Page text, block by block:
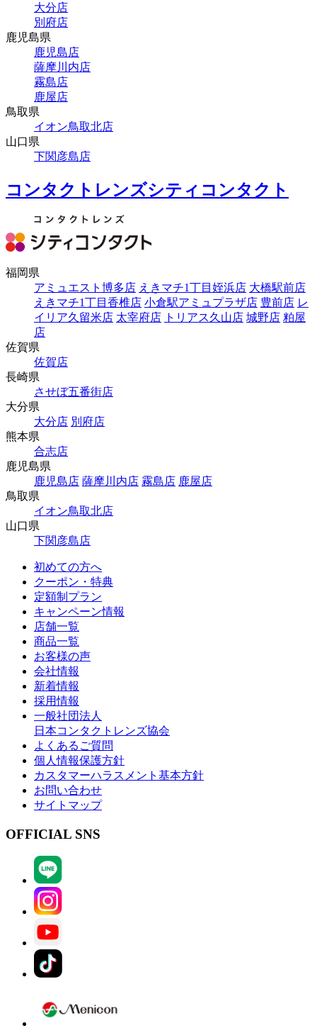
大分店
別府店
鹿児島県
鹿児島店
薩摩川内店
霧島店
鹿屋店
鳥取県
イオン鳥取北店
山口県
下関彦島店
コンタクトレンズシティコンタクト
福岡県
アミュエスト博多店 えきマチ1丁目姪浜店 大橋駅前店
えきマチ1丁目香椎店 小倉駅アミュプラザ店 豊前店 レ
イリア久留米店 太宰府店 トリアス久山店 城野店 粕屋
店
佐賀県
佐賀店
長崎県
させぼ五番街店
大分県
大分店 別府店
熊本県
合志店
鹿児島県
鹿児島店 薩摩川内店 霧島店 鹿屋店
鳥取県
イオン鳥取北店
山口県
下関彦島店
初めての方へ
クーポン・特典
定額制プラン
キャンペーン情報
店舗一覧
商品一覧
お客様の声
会社情報
新着情報
採用情報
一般社団法人
日本コンタクトレンズ協会
よくあるご質問
個人情報保護方針
カスタマーハラスメント基本方針
お問い合わせ
サイトマップ
OFFICIAL SNS